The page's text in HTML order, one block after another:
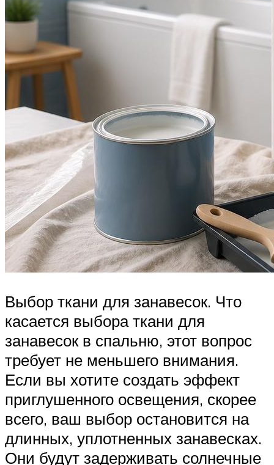
Выбор ткани для занавесок. Что
касается выбора ткани для
занавесок в спальню, этот вопрос
требует не меньшего внимания.
Если вы хотите создать эффект
приглушенного освещения, скорее
всего, ваш выбор остановится на
длинных, уплотненных занавесках.
Они будут задерживать солнечные